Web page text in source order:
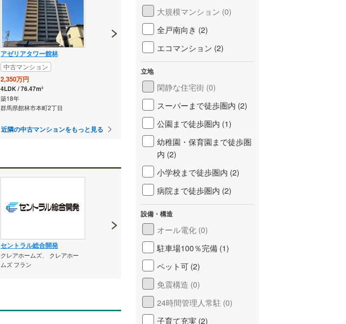
アゼリアタワー館林
中古マンション
2,350万円
4LDK / 76.47m²
築18年
群馬県館林市本町2丁目
近隣の中古マンションをもっと見る
セントラル総合開発
クレアホームズ、 クレアホー
ムズ フラン
アーバンパレス、 グランドパ
三井不動産レジデンシャル
パークコート、 パークタワ
ー、 パークホームズ
大規模マンション (0)
全戸南向き (2)
エコマンション (2)
立地
閑静な住宅街 (0)
スーパーまで徒歩圏内 (2)
公園まで徒歩圏内 (1)
幼稚園・保育園まで徒歩圏
内 (2)
小学校まで徒歩圏内 (2)
病院まで徒歩圏内 (2)
設備・構造
オール電化 (0)
駐車場100％完備 (1)
ペット可 (2)
免震構造 (0)
24時間管理人常駐 (0)
子育て充実 (2)